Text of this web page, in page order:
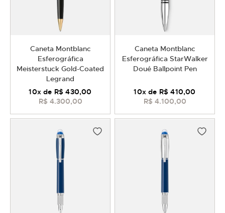
Caneta Montblanc
Esferográfica
Meisterstuck Gold-Coated
Legrand
R$ 4.300,00
10x de R$ 430,00
Caneta Montblanc
Esferográfica StarWalker
Doué Ballpoint Pen
R$ 4.100,00
10x de R$ 410,00